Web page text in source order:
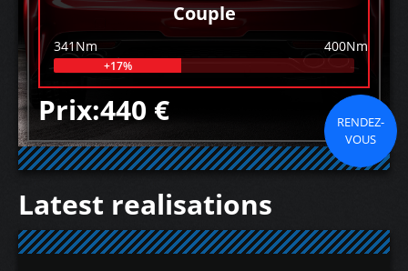
Couple
341Nm 400Nm
+17%
Prix:440 €
RENDEZ-
VOUS
Latest realisations